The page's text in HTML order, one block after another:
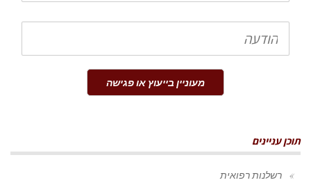
הודעה
מעוניין בייעוץ או פגישה
תוכן עניינים
רשלנות רפואית